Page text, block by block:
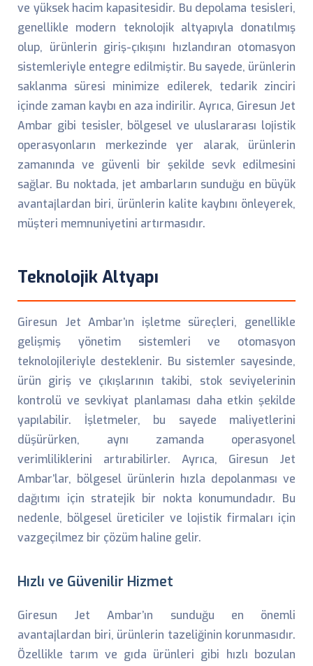
ve yüksek hacim kapasitesidir. Bu depolama tesisleri,
genellikle modern teknolojik altyapıyla donatılmış
olup, ürünlerin giriş-çıkışını hızlandıran otomasyon
sistemleriyle entegre edilmiştir. Bu sayede, ürünlerin
saklanma süresi minimize edilerek, tedarik zinciri
içinde zaman kaybı en aza indirilir. Ayrıca, Giresun Jet
Ambar gibi tesisler, bölgesel ve uluslararası lojistik
operasyonların merkezinde yer alarak, ürünlerin
zamanında ve güvenli bir şekilde sevk edilmesini
sağlar. Bu noktada, jet ambarların sunduğu en büyük
avantajlardan biri, ürünlerin kalite kaybını önleyerek,
müşteri memnuniyetini artırmasıdır.
Teknolojik Altyapı
Giresun Jet Ambar’ın işletme süreçleri, genellikle
gelişmiş yönetim sistemleri ve otomasyon
teknolojileriyle desteklenir. Bu sistemler sayesinde,
ürün giriş ve çıkışlarının takibi, stok seviyelerinin
kontrolü ve sevkiyat planlaması daha etkin şekilde
yapılabilir. İşletmeler, bu sayede maliyetlerini
düşürürken, aynı zamanda operasyonel
verimliliklerini artırabilirler. Ayrıca, Giresun Jet
Ambar’lar, bölgesel ürünlerin hızla depolanması ve
dağıtımı için stratejik bir nokta konumundadır. Bu
nedenle, bölgesel üreticiler ve lojistik firmaları için
vazgeçilmez bir çözüm haline gelir.
Hızlı ve Güvenilir Hizmet
Giresun Jet Ambar’ın sunduğu en önemli
avantajlardan biri, ürünlerin tazeliğinin korunmasıdır.
Özellikle tarım ve gıda ürünleri gibi hızlı bozulan